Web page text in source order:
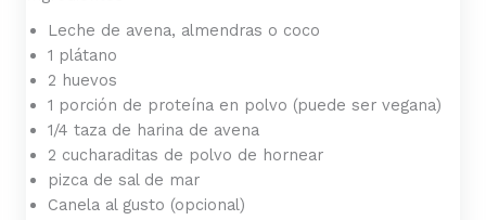
Leche de avena, almendras o coco
1 plátano
2 huevos
1 porción de proteína en polvo (puede ser vegana)
1/4 taza de harina de avena
2 cucharaditas de polvo de hornear
pizca de sal de mar
Canela al gusto (opcional)